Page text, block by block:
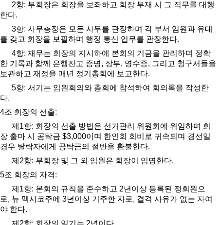
2항: 부회장은 회장을 보좌하고 회장 부재 시 그 직무를 대행
한다.
3항: 사무총장은 모든 사무를 관장하며 각 부서 임원과 유대
를 갖고 회장을 보필하며 행정 통신 업무를 관장한다.
4항: 재무는 회장의 지시하에 본회의 기금을 관리하며 정확
한 기록과 함께 은행잔고 증명, 장부, 영수증, 그리고 청구서들을
보관하고 재정을 매년 정기총회에 보고한다.
5항: 서기는 임원회의와 총회에 참석하여 회의록을 작성한
다.
4조 회장의 선출:
제 1항: 회장의 선출 방법은 선거관리 위원회에 위임하며 회
장 출마 시 공탁금 $3,000이며 한인회 회비로 귀속되며 경선일
경우 탈락자에게 공탁금의 절반을 환불한다.
제 2항: 부회장 및 그 외 임원은 회장이 임명한다.
5조 회장의 자격:
제 1항: 본회의 규칙을 준수하고 2년이상 등록된 정회원으
로, 뉴 멕시코주에 3년이상 거주한 자로, 결격 사유가 없는 자여
야 한다.
제 2항: 회장의 임기는 2년이다